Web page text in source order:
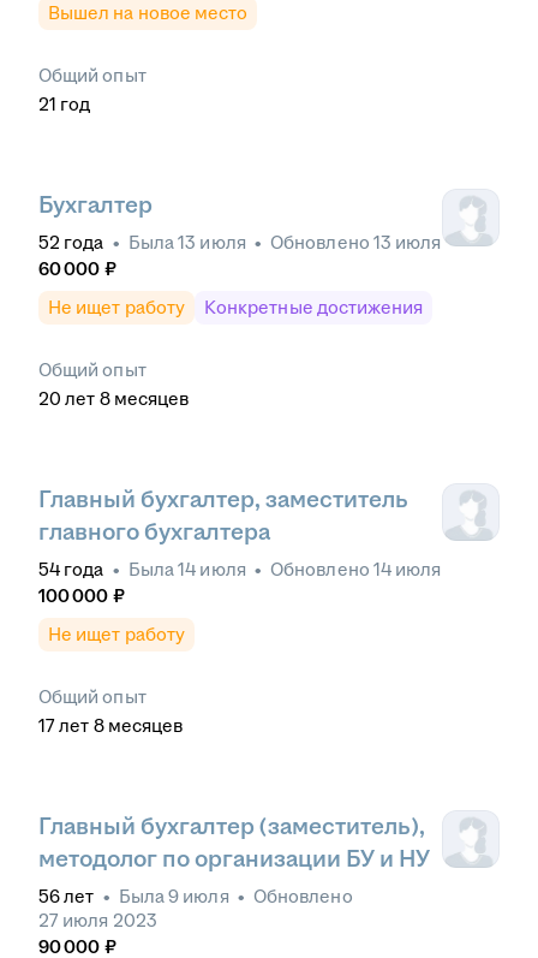
Вышел на новое место
Общий опыт
21 год
Бухгалтер
52 года • Была13 июля • Обновлено 13 июля
60 000 ₽
Не ищет работу
Конкретные достижения
Общий опыт
20 лет 8 месяцев
Главный бухгалтер, заместитель
главного бухгалтера
54 года • Была14 июля • Обновлено 14 июля
100 000 ₽
Не ищет работу
Общий опыт
17лет 8 месяцев
Главный бухгалтер (заместитель),
методолог по организации БУ и НУ
56лет • Была9 июля • Обновлено
27 июля 2023
90 000 ₽